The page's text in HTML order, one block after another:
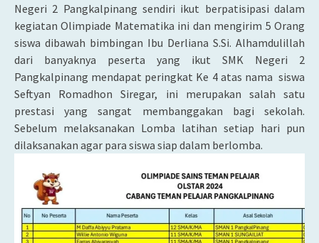
Negeri 2 Pangkalpinang sendiri ikut berpatisipasi dalam
kegiatan Olimpiade Matematika ini dan mengirim 5 Orang
siswa dibawah bimbingan Ibu Derliana S.Si. Alhamdulillah
dari banyaknya peserta yang ikut SMK Negeri 2
Pangkalpinang mendapat peringkat Ke 4 atas nama siswa
Seftyan Romadhon Siregar, ini merupakan salah satu
prestasi yang sangat membanggakan bagi sekolah.
Sebelum melaksanakan Lomba latihan setiap hari pun
dilaksanakan agar para siswa siap dalam berlomba.